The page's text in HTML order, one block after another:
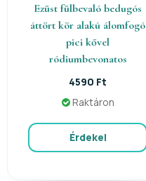
Ezüst fülbevaló bedugós
áttört kör alakú álomfogó
pici kővel
ródiumbevonatos
4590 Ft
Raktáron
Érdekel